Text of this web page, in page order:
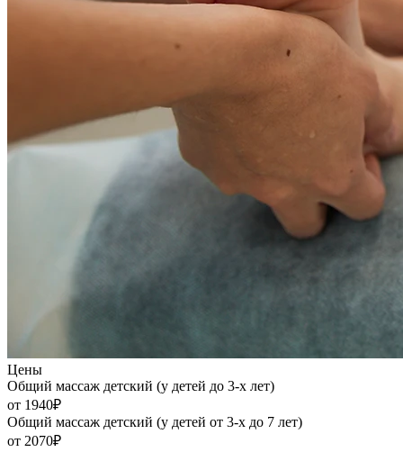
Цены
Общий массаж детский (у детей до 3-х лет)
от 1940₽
Общий массаж детский (у детей от 3-х до 7 лет)
от 2070₽